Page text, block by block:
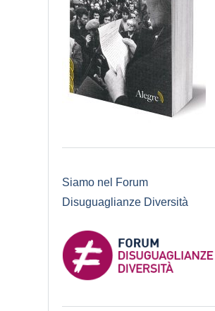
Siamo nel Forum
Disuguaglianze Diversità